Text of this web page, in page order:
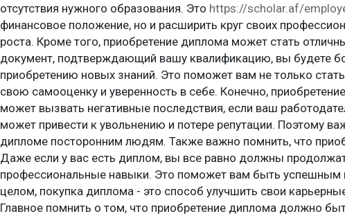
отсутствия нужного образования. Это https://scholar.af/
финансовое положение, но и расширить круг своих
роста. Кроме того, приобретение диплома может стать
документ, подтверждающий вашу квалификацию, вы будете
приобретению новых знаний. Это поможет вам не только
свою самооценку и уверенность в себе. Конечно,
может вызвать негативные последствия, если ваш
может привести к увольнению и потере репутации. Поэтому
дипломе посторонним людям. Также важно помнить, что
Даже если у вас есть диплом, вы все равно должны
профессиональные навыки. Это поможет вам быть успешным
целом, покупка диплома - это способ улучшить свои
Главное помнить о том, что приобретение диплома должно